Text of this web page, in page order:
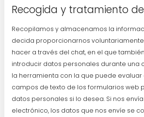
Recogida y tratamiento
Recopilamos y almacenamos la
decida proporcionarnos
hacer a través del chat, en el que
introducir datos personales durante una
la herramienta con la que puede evaluar
campos de texto de los formularios web
datos personales si lo desea. Si nos
electrónico, los datos que nos envíe se